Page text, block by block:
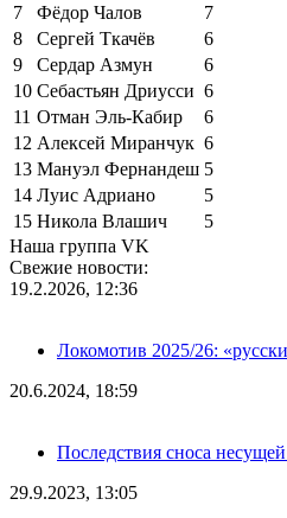
7
Фёдор Чалов
7
8
Сергей Ткачёв
6
9
Сердар Азмун
6
10 Себастьян Дриусси 6
11 Отман Эль-Кабир
6
12 Алексей Миранчук 6
13 Мануэл Фернандеш 5
14 Луис Адриано
5
15 Никола Влашич
5
Наша группа VK
Свежие новости:
19.2.2026, 12:36
Локомотив 2025/26:
20.6.2024, 18:59
Последствия сноса
29.9.2023, 13:05